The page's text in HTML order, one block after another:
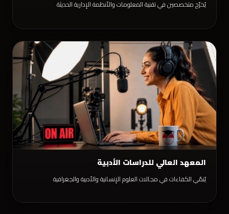
يُخرّج متخصصين في تقنية المعلومات والأنظمة الإدارية الحديثة
المعهد العالي للدراسات الأدبية
يُنمّي الكفاءات في مجالات العلوم الإنسانية والأدبية والجغرافية